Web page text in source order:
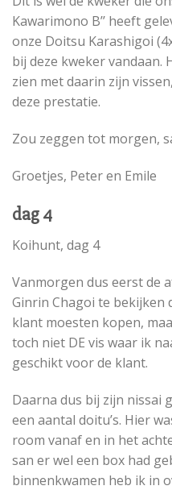
Kawarimono B’’ heeft
onze Doitsu Karashigoi
bij deze kweker vandaan.
zien met daarin zijn
deze prestatie.
Zou zeggen tot morgen,
Groetjes, Peter en Emile
dag 4
Koihunt, dag 4
Vanmorgen dus eerst de
Ginrin Chagoi te bekijken
klant moesten kopen,
toch niet DE vis waar ik
geschikt voor de klant.
Daarna dus bij zijn nissai
een aantal doitu’s. Hier
room vanaf en in het
san er wel een box had
binnenkwamen heb ik in